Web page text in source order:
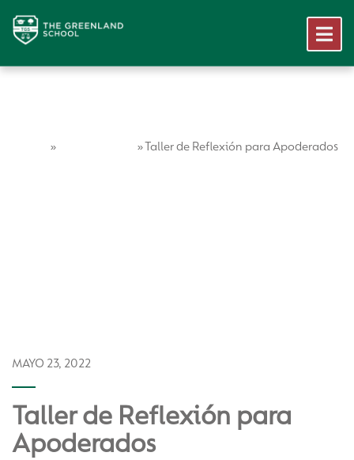
» » Taller de Reflexión para Apoderados
MAYO 23, 2022
Taller de Reflexión para
Apoderados